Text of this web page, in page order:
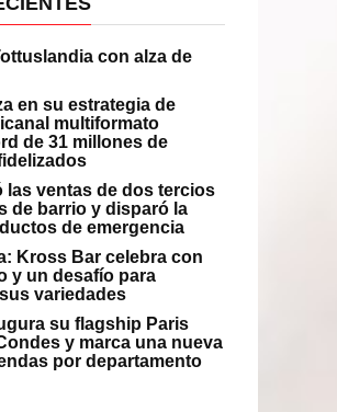
con alza de
en su estrategia de
multiformato
de 31 millones de
las ventas de dos tercios
de barrio y disparó la
de emergencia
Kross Bar celebra con
y un desafío para
variedades
su flagship Paris
y marca una nueva
por departamento